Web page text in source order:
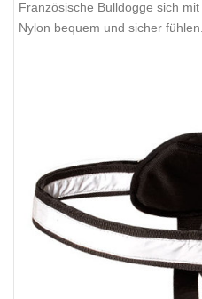
Französische Bulldogge sich
Nylon bequem und sicher fühlen.